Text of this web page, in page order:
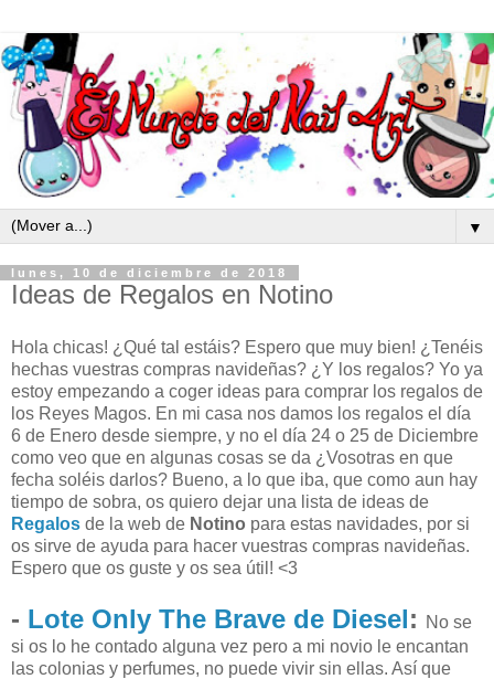
▼
lunes, 10 de diciembre de 2018
Ideas de Regalos en Notino
Hola chicas! ¿Qué tal estáis? Espero que muy bien! ¿Tenéis
hechas vuestras compras navideñas? ¿Y los regalos? Yo ya
estoy empezando a coger ideas para comprar los regalos de
los Reyes Magos. En mi casa nos damos los regalos el día
6 de Enero desde siempre, y no el día 24 o 25 de Diciembre
como veo que en algunas cosas se da ¿Vosotras en que
fecha soléis darlos? Bueno, a lo que iba, que como aun hay
tiempo de sobra, os quiero dejar una lista de ideas de
Regalos de la web de Notino para estas navidades, por si
os sirve de ayuda para hacer vuestras compras navideñas.
Espero que os guste y os sea útil! <3
- Lote Only The Brave de Diesel:
No se
si os lo he contado alguna vez pero a mi novio le encantan
las colonias y perfumes, no puede vivir sin ellas. Así que